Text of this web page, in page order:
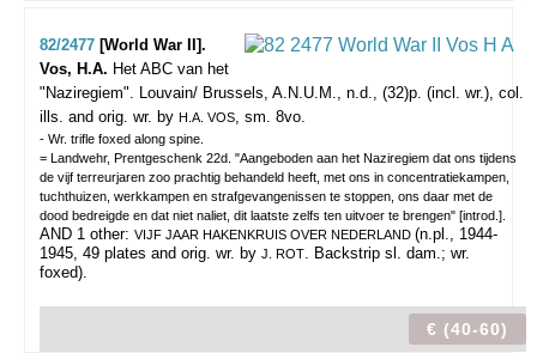
82/2477 [World War II].
Vos, H.A. Het ABC van het
"Naziregiem". Louvain/ Brussels, A.N.U.M., n.d., (32)p. (incl. wr.), col.
ills. and orig. wr. by H.A. VOS, sm. 8vo.
- Wr. trifle foxed along spine.
= Landwehr, Prentgeschenk 22d. "Aangeboden aan het Naziregiem dat ons tijdens
de vijf terreurjaren zoo prachtig behandeld heeft, met ons in concentratiekampen,
tuchthuizen, werkkampen en strafgevangenissen te stoppen, ons daar met de
dood bedreigde en dat niet naliet, dit laatste zelfs ten uitvoer te brengen" [introd.].
AND 1 other: VIJF JAAR HAKENKRUIS OVER NEDERLAND (n.pl., 1944-
1945, 49 plates and orig. wr. by J. ROT. Backstrip sl. dam.; wr.
foxed).
€ (40-60)